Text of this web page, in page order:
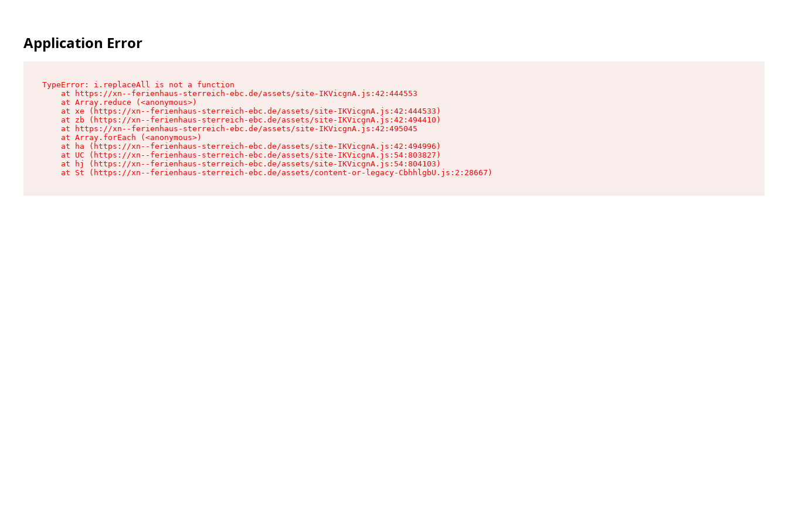
Application Error
TypeError: i.replaceAll is not a function
    at https://xn--ferienhaus-sterreich-ebc.de/assets/site-IKVicgnA.js:42:444553
    at Array.reduce (<anonymous>)
    at xe (https://xn--ferienhaus-sterreich-ebc.de/assets/site-IKVicgnA.js:42:444533)
    at zb (https://xn--ferienhaus-sterreich-ebc.de/assets/site-IKVicgnA.js:42:494410)
    at https://xn--ferienhaus-sterreich-ebc.de/assets/site-IKVicgnA.js:42:495045
    at Array.forEach (<anonymous>)
    at ha (https://xn--ferienhaus-sterreich-ebc.de/assets/site-IKVicgnA.js:42:494996)
    at UC (https://xn--ferienhaus-sterreich-ebc.de/assets/site-IKVicgnA.js:54:803827)
    at hj (https://xn--ferienhaus-sterreich-ebc.de/assets/site-IKVicgnA.js:54:804103)
    at St (https://xn--ferienhaus-sterreich-ebc.de/assets/content-or-legacy-CbhhlgbU.js:2:28667)